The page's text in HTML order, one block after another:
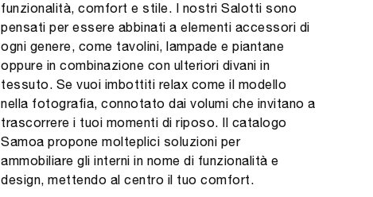
funzionalità, comfort e stile. I nostri Salotti sono
pensati per essere abbinati a elementi accessori di
ogni genere, come tavolini, lampade e piantane
oppure in combinazione con ulteriori divani in
tessuto. Se vuoi imbottiti relax come il modello
nella fotografia, connotato dai volumi che invitano a
trascorrere i tuoi momenti di riposo. Il catalogo
Samoa propone molteplici soluzioni per
ammobiliare gli interni in nome di funzionalità e
design, mettendo al centro il tuo comfort.